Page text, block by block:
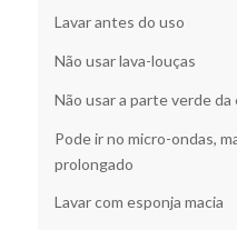
Lavar antes do uso
Não usar lava-louças
Não usar a parte verde da
Pode ir no micro-ondas,
prolongado
Lavar com esponja macia